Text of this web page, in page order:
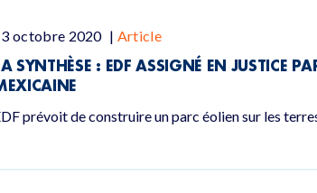
octobre 2020 | Article
SYNTHÈSE : EDF ASSIGNÉ EN JUSTICE
prévoit de construire un parc éolien sur les